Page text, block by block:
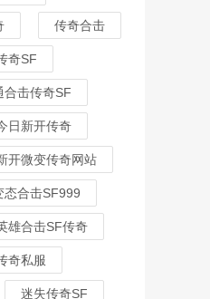
传奇合击
奇SF
合击传奇SF
日新开传奇
开微变传奇网站
态合击SF999
雄合击SF传奇
奇私服
迷失传奇SF